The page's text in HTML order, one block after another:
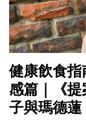
健康飲食
感篇｜《提
子與瑪德蓮